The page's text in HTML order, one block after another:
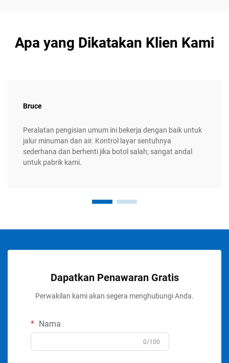
Apa yang Dikatakan Klien Kami
Bruce
Peralatan pengisian umum ini bekerja dengan baik untuk
jalur minuman dan air. Kontrol layar sentuhnya
sederhana dan berhenti jika botol salah; sangat andal
untuk pabrik kami.
Dapatkan Penawaran Gratis
Perwakilan kami akan segera menghubungi Anda.
Nama
0/100